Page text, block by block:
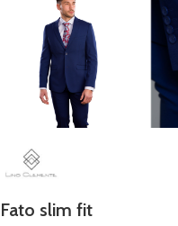
Fato slim fit